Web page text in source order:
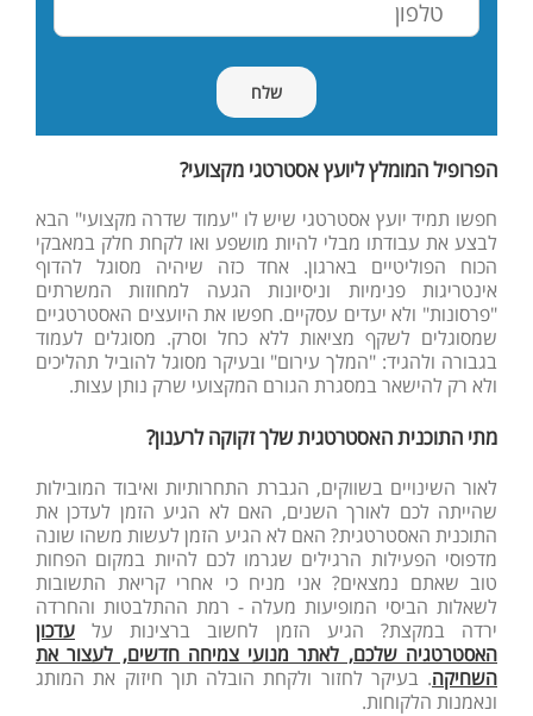
הפרופיל המומלץ ליועץ אסטרטגי מקצועי?
חפשו תמיד יועץ אסטרטגי שיש לו "עמוד שדרה מקצועי" הבא
לבצע את עבודתו מבלי להיות מושפע ואו לקחת חלק במאבקי
הכוח הפוליטיים בארגון. אחד כזה שיהיה מסוגל להדוף
אינטריגות פנימיות וניסיונות הגעה למחוזות המשרתים
"פרסונות" ולא יעדים עסקיים. חפשו את היועצים האסטרטגיים
שמסוגלים לשקף מציאות ללא כחל וסרק. מסוגלים לעמוד
בגבורה ולהגיד: "המלך עירום" ובעיקר מסוגל להוביל תהליכים
ולא רק להישאר במסגרת הגורם המקצועי שרק נותן עצות.
מתי התוכנית האסטרטגית שלך זקוקה לרענון?
לאור השינויים בשווקים, הגברת התחרותיות ואיבוד המובילות
שהייתה לכם לאורך השנים, האם לא הגיע הזמן לעדכן את
התוכנית האסטרטגית? האם לא הגיע הזמן לעשות משהו שונה
מדפוסי הפעילות הרגילים שגרמו לכם להיות במקום הפחות
טוב שאתם נמצאים? אני מניח כי אחרי קריאת התשובות
לשאלות הביסי המופיעות מעלה - רמת ההתלבטות והחרדה
ירדה במקצת? הגיע הזמן לחשוב ברצינות על עדכון
האסטרטגיה שלכם, לאתר מנועי צמיחה חדשים, לעצור את
השחיקה. בעיקר לחזור ולקחת הובלה תוך חיזוק את המותג
ונאמנות הלקוחות.